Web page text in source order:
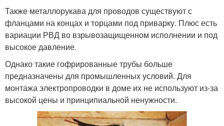
Также металлорукава для проводов существуют с
фланцами на концах и торцами под приварку. Плюс есть
вариации РВД во взрывозащищенном исполнении и под
высокое давление.
Однако такие гофрированные трубы больше
предназначены для промышленных условий. Для
монтажа электропроводки в доме их не используют из-за
высокой цены и принципиальной ненужности.